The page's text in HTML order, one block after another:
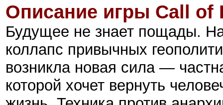
Описание игры Call of
Будущее не знает пощады.
коллапс привычных
возникла новая сила —
которой хочет вернуть